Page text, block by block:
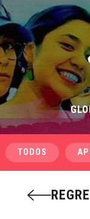
TODOS